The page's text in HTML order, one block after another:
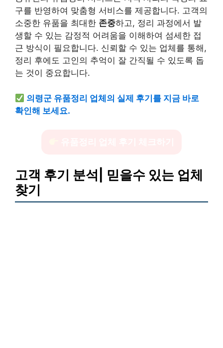
구를 반영하여 맞춤형 서비스를 제공합니다. 고객의
소중한 유품을 최대한 존중하고, 정리 과정에서 발
생할 수 있는 감정적 어려움을 이해하여 섬세한 접
근 방식이 필요합니다. 신뢰할 수 있는 업체를 통해,
정리 후에도 고인의 추억이 잘 간직될 수 있도록 돕
는 것이 중요합니다.
의령군 유품정리 업체의 실제 후기를 지금 바로
확인해 보세요.
고객 후기 분석| 믿을수 있는 업체
찾기